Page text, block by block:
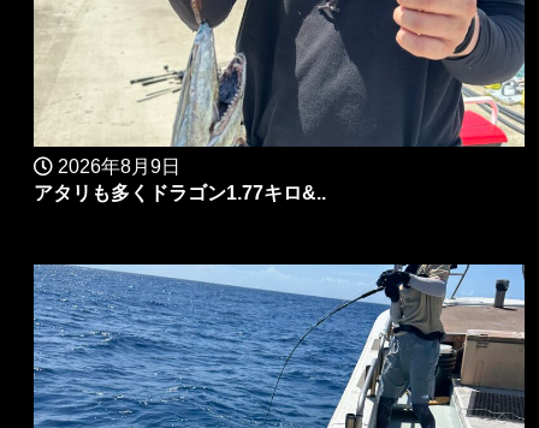
2026年8月9日
アタリも多くドラゴン1.77キロ&..